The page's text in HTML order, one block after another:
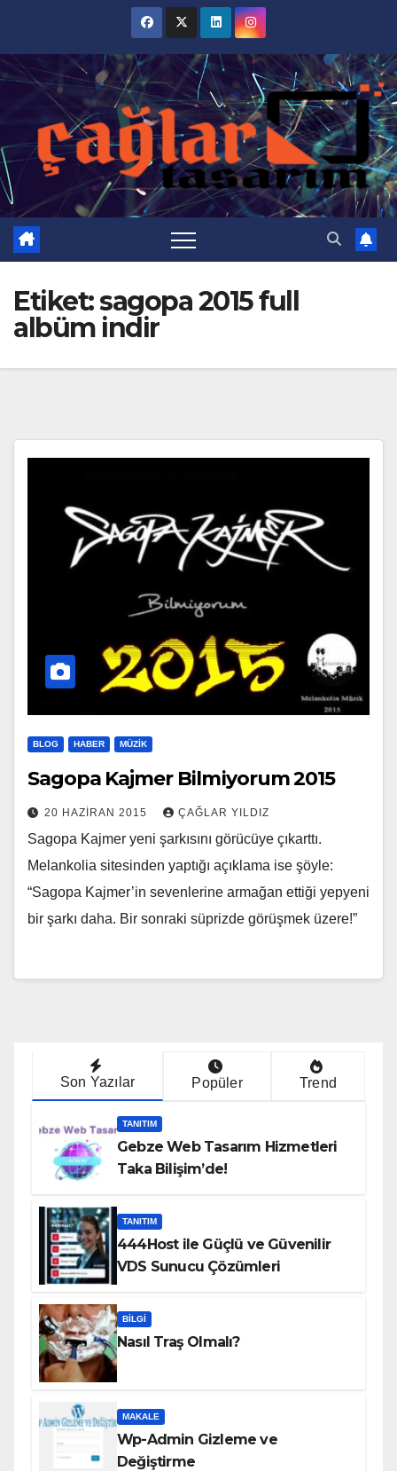
content
Etiket:sagopa 2015 full
albüm indir
BLOG HABER MÜZIK
Sagopa Kajmer Bilmiyorum 2015
20 HAZIRAN 2015 ÇAĞLAR YILDIZ
Sagopa Kajmer yeni şarkısını görücüye çıkarttı.
Melankolia sitesinden yaptığı açıklama ise şöyle:
“Sagopa Kajmer’in sevenlerine armağan ettiği yepyeni
bir şarkı daha. Bir sonraki süprizde görüşmek üzere!”
Son Yazılar Popüler Trend
TANITIM
Gebze Web Tasarım Hizmetleri
Taka Bilişim’de!
TANITIM
444Host ile Güçlü ve Güvenilir
VDS Sunucu Çözümleri
BILGI
Nasıl Traş Olmalı?
MAKALE
Wp-Admin Gizleme ve
Değiştirme